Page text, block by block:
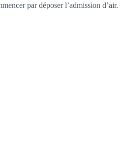
par déposer l’admission d’air.